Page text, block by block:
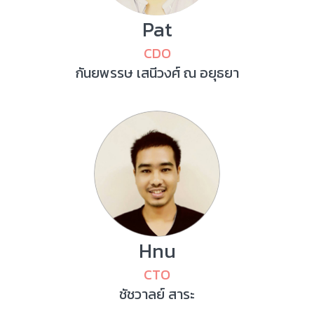
Pat
CDO
กันยพรรษ เสนีวงศ์​ ณ อยุธยา
Hnu
CTO
ชัชวาลย์ สาระ